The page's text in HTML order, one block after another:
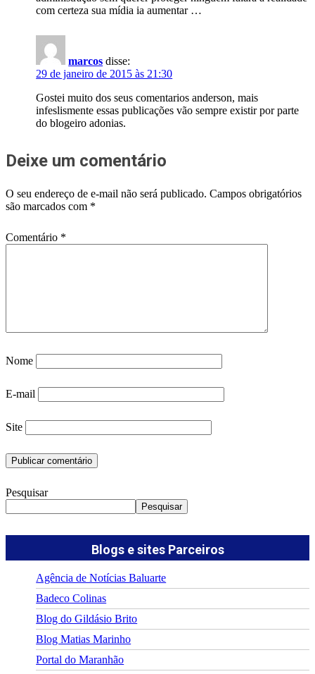
com certeza sua mídia ia aumentar …
marcos disse:
29 de janeiro de 2015 às 21:30
Gostei muito dos seus comentarios anderson, mais
infeslismente essas publicações vão sempre existir por parte
do blogeiro adonias.
Deixe um comentário
O seu endereço de e-mail não será publicado. Campos obrigatórios
são marcados com *
Comentário *
Nome
E-mail
Site
Pesquisar
Pesquisar
Blogs e sites Parceiros
Agência de Notícias Baluarte
Badeco Colinas
Blog do Gildásio Brito
Blog Matias Marinho
Portal do Maranhão